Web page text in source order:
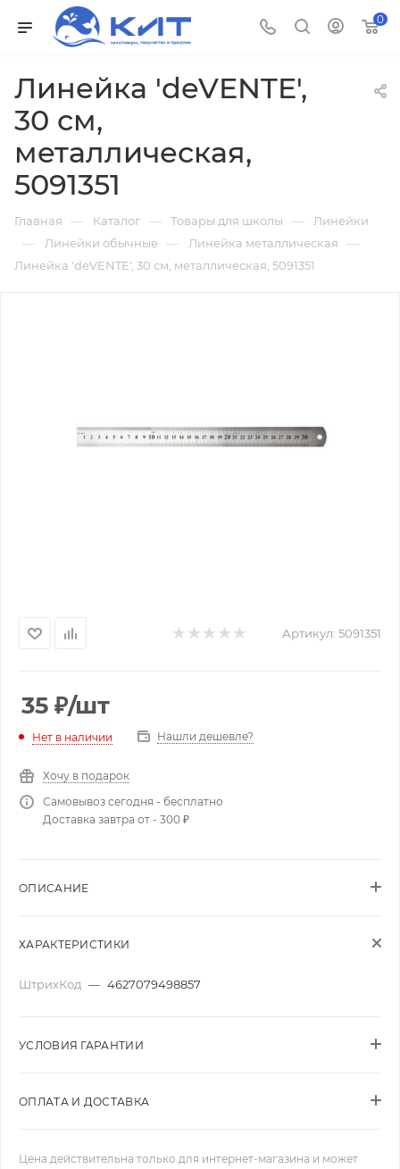
0
Линейка 'deVENTE',
30 см,
металлическая,
5091351
Главная — Каталог — Товары для школы — Линейки
— Линейки обычные — Линейка металлическая —
Линейка 'deVENTE', 30 см, металлическая, 5091351
Артикул: 5091351
35 ₽/шт
Нет в наличии Нашли дешевле?
Хочу в подарок
Самовывоз сегодня - бесплатно
Доставка завтра от - 300 ₽
ОПИСАНИЕ
ХАРАКТЕРИСТИКИ
ШтрихКод — 4627079498857
УСЛОВИЯ ГАРАНТИИ
ОПЛАТА И ДОСТАВКА
Цена действительна только для интернет-магазина и может